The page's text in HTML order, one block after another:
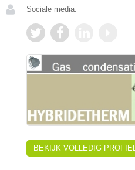
Sociale media:
BEKIJK VOLLEDIG PROFIEL